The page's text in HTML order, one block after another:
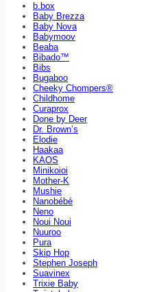
b.box
Baby Brezza
Baby Nova
Babymoov
Beaba
Bibado™
Bibs
Bugaboo
Cheeky Chompers®
Childhome
Curaprox
Done by Deer
Dr. Brown’s
Elodie
Haakaa
KAOS
Minikoioi
Mother-K
Mushie
Nanobébé
Neno
Noui Noui
Nuuroo
Pura
Skip Hop
Stephen Joseph
Suavinex
Trixie Baby